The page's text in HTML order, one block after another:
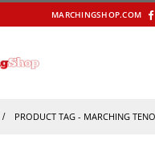
MARCHINGSHOP.COM
PRODUCT TAG - MARCHING